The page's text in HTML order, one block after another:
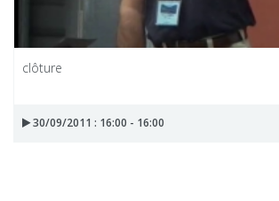
clôture
30/09/2011 : 16:00 - 16:00